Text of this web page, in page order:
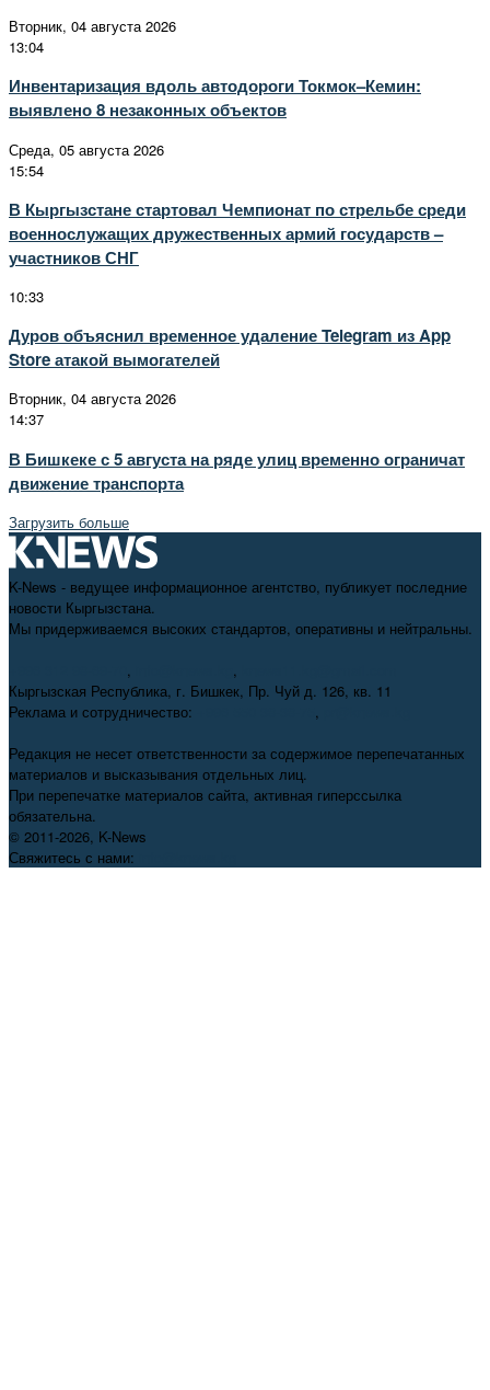
Вторник, 04 августа 2026
13:04
Инвентаризация вдоль автодороги Токмок–Кемин:
выявлено 8 незаконных объектов
Среда, 05 августа 2026
15:54
В Кыргызстане стартовал Чемпионат по стрельбе среди
военнослужащих дружественных армий государств –
участников СНГ
10:33
Дуров объяснил временное удаление Telegram из App
Store атакой вымогателей
Вторник, 04 августа 2026
14:37
В Бишкеке с 5 августа на ряде улиц временно ограничат
движение транспорта
Загрузить больше
K-News - ведущее информационное агентство, публикует последние
новости Кыргызстана.
Мы придерживаемся высоких стандартов, оперативны и нейтральны.
, ,
Кыргызская Республика, г. Бишкек, Пр. Чуй д. 126, кв. 11
Реклама и сотрудничество:
,
Редакция не несет ответственности за содержимое перепечатанных
материалов и высказывания отдельных лиц.
При перепечатке материалов сайта, активная гиперссылка
обязательна.
© 2011-2026, K-News
Свяжитесь с нами: